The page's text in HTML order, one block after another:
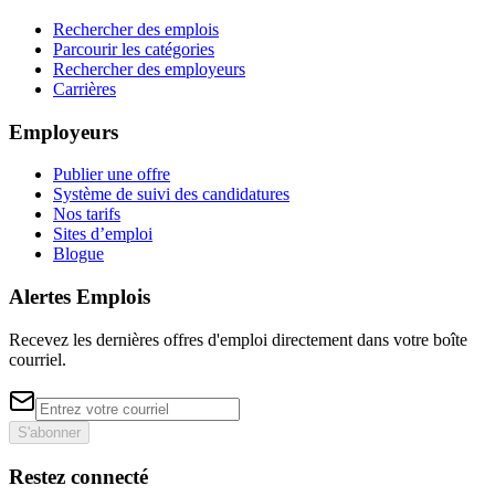
Rechercher des emplois
Parcourir les catégories
Rechercher des employeurs
Carrières
Employeurs
Publier une offre
Système de suivi des candidatures
Nos tarifs
Sites d’emploi
Blogue
Alertes Emplois
Recevez les dernières offres d'emploi directement dans votre boîte
courriel.
S'abonner
Restez connecté